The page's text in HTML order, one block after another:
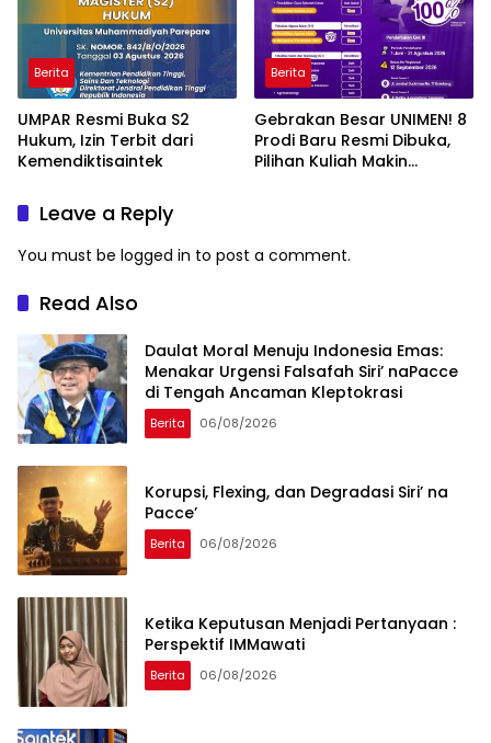
Berita
UMPAR Resmi Buka S2
Hukum, Izin Terbit dari
Kemendiktisaintek
Berita
Gebrakan Besar UNIMEN! 8
Prodi Baru Resmi Dibuka,
Pilihan Kuliah Makin
Leave a Reply
You must be logged in to post a comment.
Read Also
Daulat Moral Menuju Indonesia Emas:
Menakar Urgensi Falsafah Siri’ naPacce
di Tengah Ancaman Kleptokrasi
Berita 06/08/2026
Korupsi, Flexing, dan Degradasi Siri’ na
Pacce’
Berita 06/08/2026
Ketika Keputusan Menjadi Pertanyaan :
Perspektif IMMawati
Berita 06/08/2026